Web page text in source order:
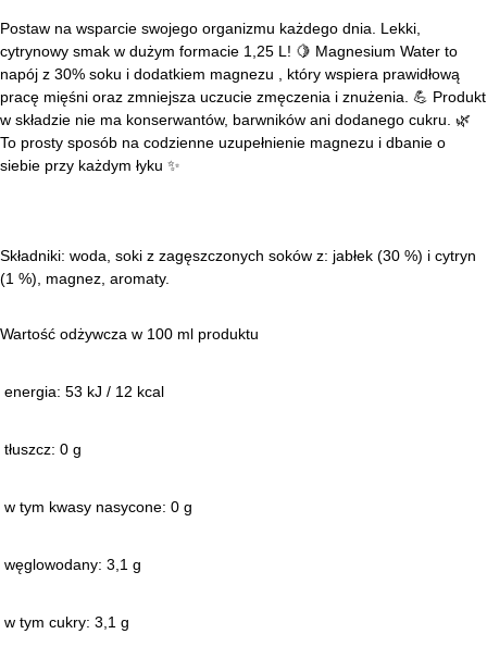
Postaw na wsparcie swojego organizmu każdego dnia. Lekki,
cytrynowy smak w dużym formacie 1,25 L! 🍋 Magnesium Water to
napój z 30% soku i dodatkiem magnezu , który wspiera prawidłową
pracę mięśni oraz zmniejsza uczucie zmęczenia i znużenia. 💪 Produkt
w składzie nie ma konserwantów, barwników ani dodanego cukru. 🌿
To prosty sposób na codzienne uzupełnienie magnezu i dbanie o
siebie przy każdym łyku ✨
Składniki: woda, soki z zagęszczonych soków z: jabłek (30 %) i cytryn
(1 %), magnez, aromaty.
Wartość odżywcza w 100 ml produktu
energia: 53 kJ / 12 kcal
tłuszcz: 0 g
w tym kwasy nasycone: 0 g
węglowodany: 3,1 g
w tym cukry: 3,1 g